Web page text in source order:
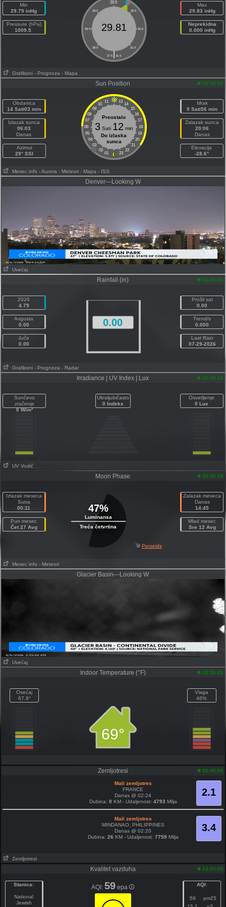
Min
29.79 inHg
Pressure (hPa)
1009.5
29.5
29.0 30.0
28.5 30.5
28.0 31.0
|
27.5 31.5
29.81
Max
29.83 inHg
Neprekidna
0.000 inHg
Grafikoni - Prognoza - Mapa
Sun Position 02:50:28
Obdanica
14 Sati03 min
Izlazak sunca
06:03
Danas
Azimut
29° SSI
11 13
10
14
09
15
08
16
07
17
06
18
05
19
04
20
03
21
02
22
01 23
Preostalo
3Sati 12 min
Do izlaska
sunca
Mrak
9 Sati56 min
Zalazak sunca
20:06
Danas
Elevacija
-28.6°
Mesec info - Aurora - Meteori - Mapa - ISS
Denver—Looking W
Uvećaj
Rainfall (in) 02:50:25
2026
4.79
Avgusta
0.00
Juče
0.00
0.00
Prošli sat
0.00
Trend/s
0.000
Last Rain
07-29-2026
Grafikoni - Prognoza - Radar
Irradiance | UV Index | Lux 02:50:25
Sunčevo
zračenje
0 W/m²
Ultraljubičasto
0 Indeks
Osvetljenje
0 Lux
UV Vodič
Moon Phase 02:50:28
Izlazak meseca
Sutra
00:11
Pun mesec
Čet 27 Avg
47%
Luminansa
Treća četvrtina
Zalazak meseca
Danas
14:45
Mlad mesec
Sre 12 Avg
Perseids
Mesec info - Meteori
Glacier Basin—Looking W
Uvećaj
Indoor Temperature (°F) 02:50:25
Osećaj
67.9°
69°
Vlaga
46%
Zemljotresi 02:45:06
2.1
Mali zemljotres
FRANCE
Danas @ 02:24
Dubina: 0 KM - Udaljenost: 4793 Milja
3.4
Mali zemljotres
MINDANAO, PHILIPPINES
Danas @ 02:20
Dubina: 26 KM - Udaljenost: 7759 Milja
Zemljotresi
Kvalitet vazduha 23:00:00
Stanica:
National
Jewish
AQI:59 epa AQI:
59
pm25